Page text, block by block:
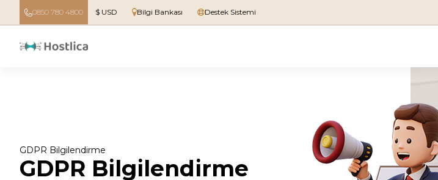
0850 780 4800 $ USD Bilgi Bankası Destek Sistemi
GDPR Bilgilendirme
GDPR Bilgilendirme